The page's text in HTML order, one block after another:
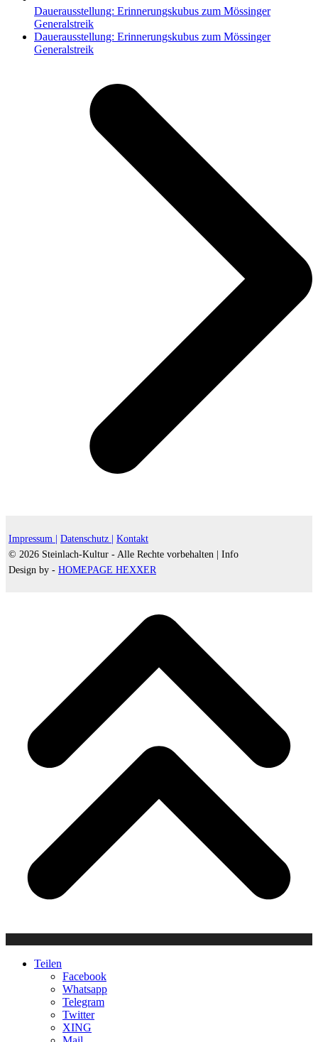
Dauerausstellung: Erinnerungskubus zum Mössinger
Generalstreik
Nächster
Beitrag:
Dauerausstellung: Erinnerungskubus zum Mössinger
Generalstreik
Impressum | Datenschutz |
Kontakt
© 2026 Steinlach-Kultur - Alle Rechte vorbehalten |
Info
Design by - HOMEPAGE HEXXER
Teilen
Facebook
Whatsapp
Telegram
Twitter
XING